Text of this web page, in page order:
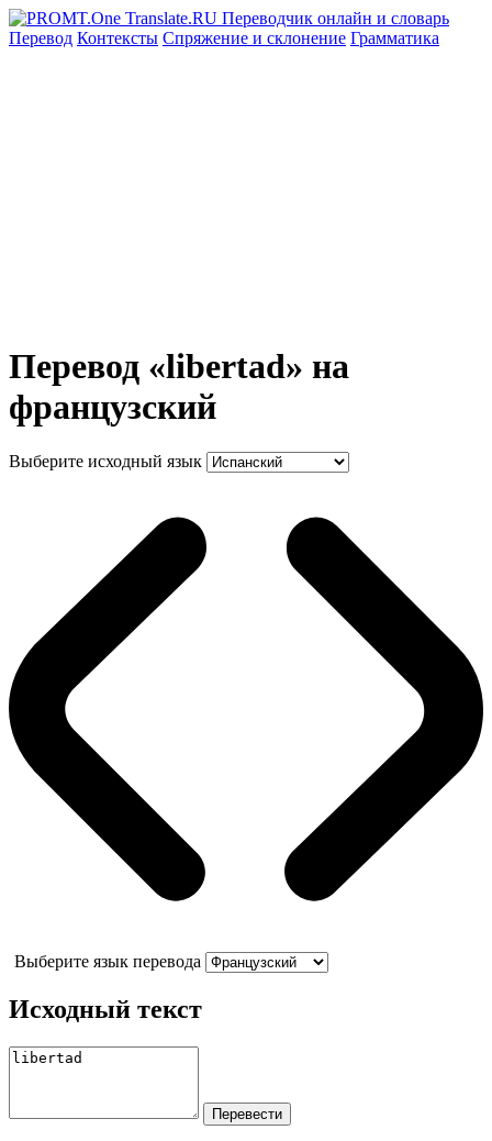
Перевод Контексты Спряжение и склонение Грамматика
Перевод «libertad» на
французский
Выберите исходный язык
Выберите язык перевода
Исходный текст